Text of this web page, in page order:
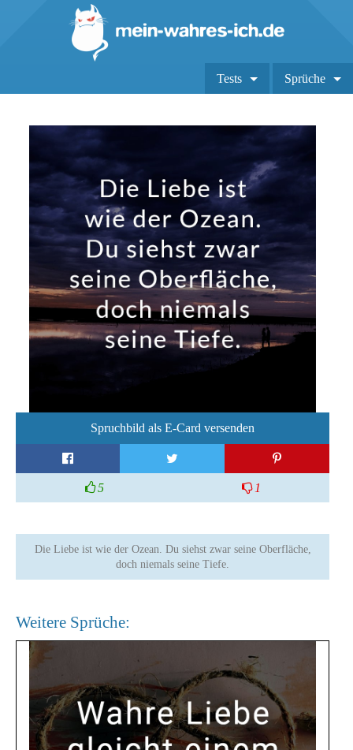
Tests Sprüche
Spruchbild als E-Card versenden
5 1
Die Liebe ist wie der Ozean. Du siehst zwar seine Oberfläche,
doch niemals seine Tiefe.
Weitere Sprüche: